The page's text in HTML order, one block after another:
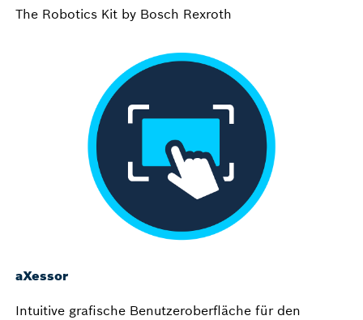
The Robotics Kit by Bosch Rexroth
aXessor
Intuitive grafische Benutzeroberfläche für den